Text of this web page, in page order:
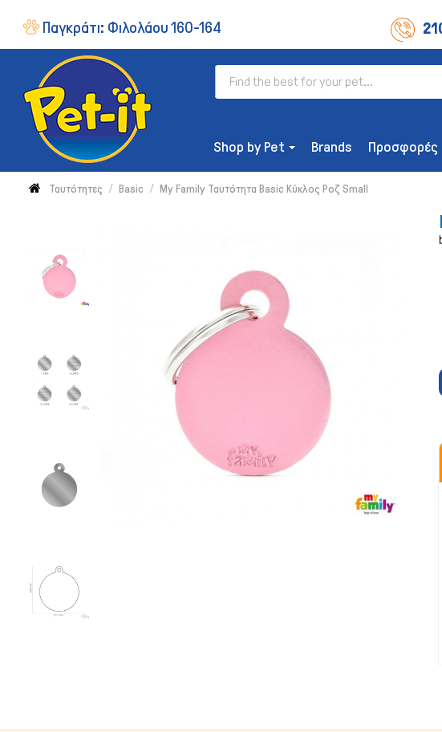
Παγκράτι: Φιλολάου 160-164
Shop by Pet
ΔΙΑΤΡΟΦΉ
Ξηρή Τροφή
Συμπληρώματα & Βιταμίνες
Brands Προσφορές
Ταυτότητες Basic My Family Ταυτότητα Basic Κύκλος Ροζ Small